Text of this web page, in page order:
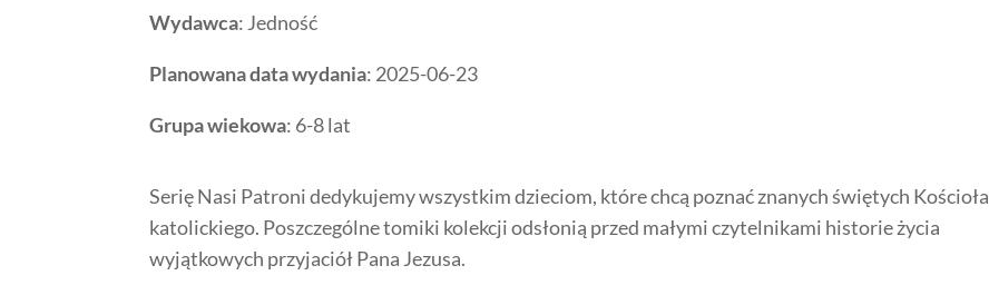
Wydawca: Jedność
Planowana data wydania: 2025-06-23
Grupa wiekowa: 6-8 lat
Serię Nasi Patroni dedykujemy wszystkim dzieciom, które chcą poznać znanych świętych Kościoła
katolickiego. Poszczególne tomiki kolekcji odsłonią przed małymi czytelnikami historie życia
wyjątkowych przyjaciół Pana Jezusa.